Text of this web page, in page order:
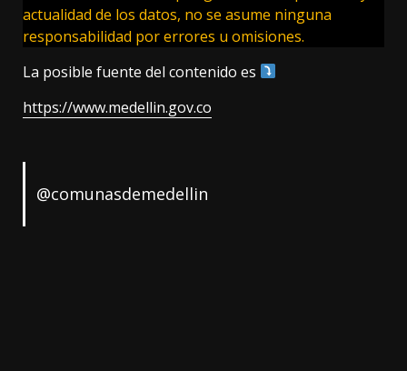
actualidad de los datos, no se asume ninguna
responsabilidad por errores u omisiones.
La posible fuente del contenido es
https://www.medellin.gov.co
@comunasdemedellin